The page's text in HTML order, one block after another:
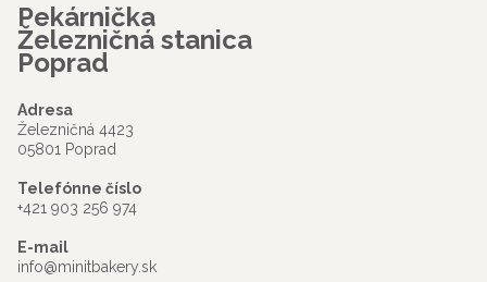
Pekárnička
Železničná stanica
Poprad
Adresa
Železničná 4423
05801 Poprad
Telefónne číslo
+421 903 256 974
E-mail
info@minitbakery.sk